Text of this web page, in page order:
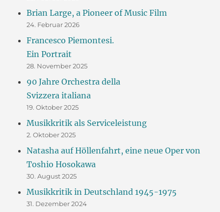
Brian Large, a Pioneer of Music Film
24. Februar 2026
Francesco Piemontesi.
Ein Portrait
28. November 2025
90 Jahre Orchestra della
Svizzera italiana
19. Oktober 2025
Musikkritik als Serviceleistung
2. Oktober 2025
Natasha auf Höllenfahrt, eine neue Oper von
Toshio Hosokawa
30. August 2025
Musikkritik in Deutschland 1945-1975
31. Dezember 2024